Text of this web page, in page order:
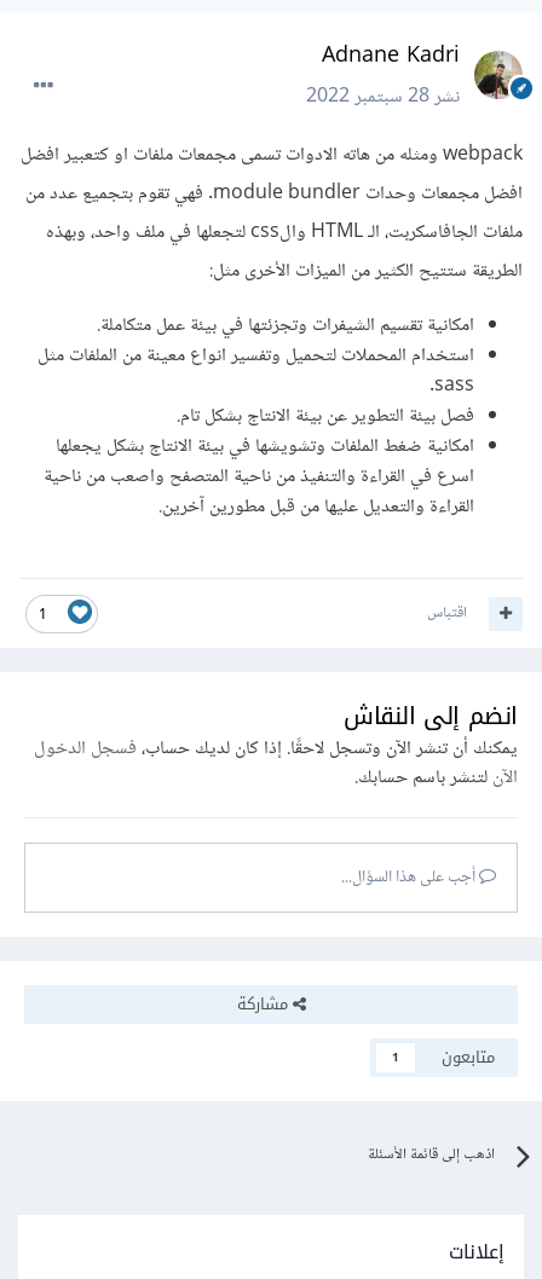
Adnane Kadri
نشر28 سبتمبر 2022
webpack ومثله من هاته الادوات تسمى مجمعات ملفات او كتعبير افضل
افضل مجمعات وحدات module bundler. فهي تقوم بتجميع عدد من
ملفات الجافاسكربت، الـ HTML والcss لتجعلها في ملف واحد، وبهذه
الطريقة ستتيح الكثير من الميزات الأخرى مثل:
امكانية تقسيم الشيفرات وتجزئتها في بيئة عمل متكاملة.
استخدام المحملات لتحميل وتفسير انواع معينة من الملفات مثل
sass.
فصل بيئة التطوير عن بيئة الانتاج بشكل تام.
امكانية ضغط الملفات وتشويشها في بيئة الانتاج بشكل يجعلها
اسرع في القراءة والتنفيذ من ناحية المتصفح واصعب من ناحية
القراءة والتعديل عليها من قبل مطورين آخرين.
1 اقتباس
انضم إلى النقاش
يمكنك أن تنشر الآن وتسجل لاحقًا. إذا كان لديك حساب،فسجل الدخول
الآنلتنشر باسم حسابك.
أجب على هذا السؤال...
مشاركة
متابعون
1
اذهب إلى قائمة الأسئلة
إعلانات